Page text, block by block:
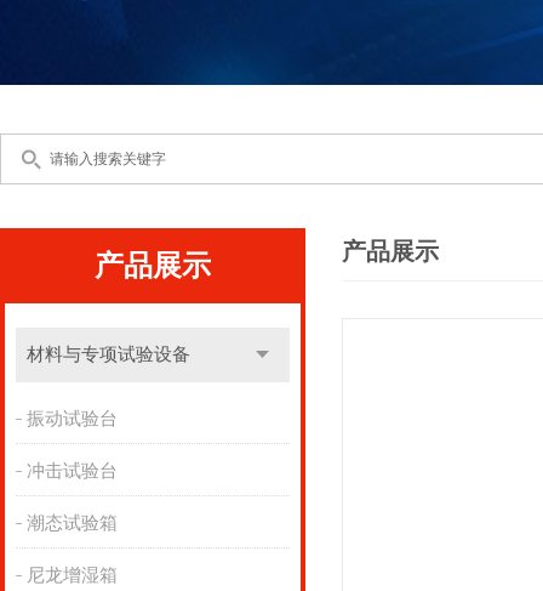
产品展示
材料与专项试验设备
振动试验台
冲击试验台
潮态试验箱
尼龙增湿箱
产品展示